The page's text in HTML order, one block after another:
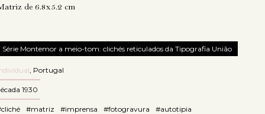
de 6.8x5.2 cm
Série Montemor a meio-tom: clichés reticulados da Tipografia União
, Portugal
1930
#matriz #imprensa #fotogravura #autotipia